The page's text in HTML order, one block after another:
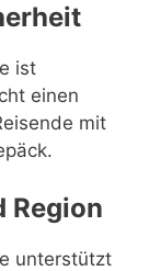
ist
einen
mit
Region
unterstützt